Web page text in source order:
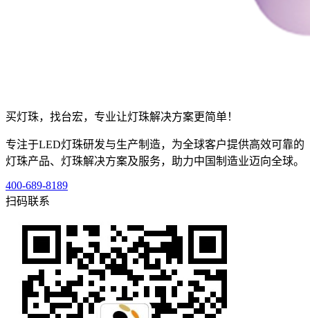
买灯珠，找台宏，专业让灯珠解决方案更简单！
专注于LED灯珠研发与生产制造，为全球客户提供高效可靠的
灯珠产品、灯珠解决方案及服务，助力中国制造业迈向全球。
400-689-8189
扫码联系